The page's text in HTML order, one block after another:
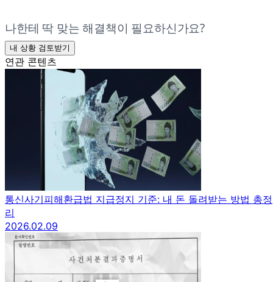
나한테 딱 맞는 해결책이 필요하신가요?
내 상황 검토받기
연관 콘텐츠
통신사기피해환급법 지급정지 기준: 내 돈 돌려받는 방법 총정
리
2026.02.09